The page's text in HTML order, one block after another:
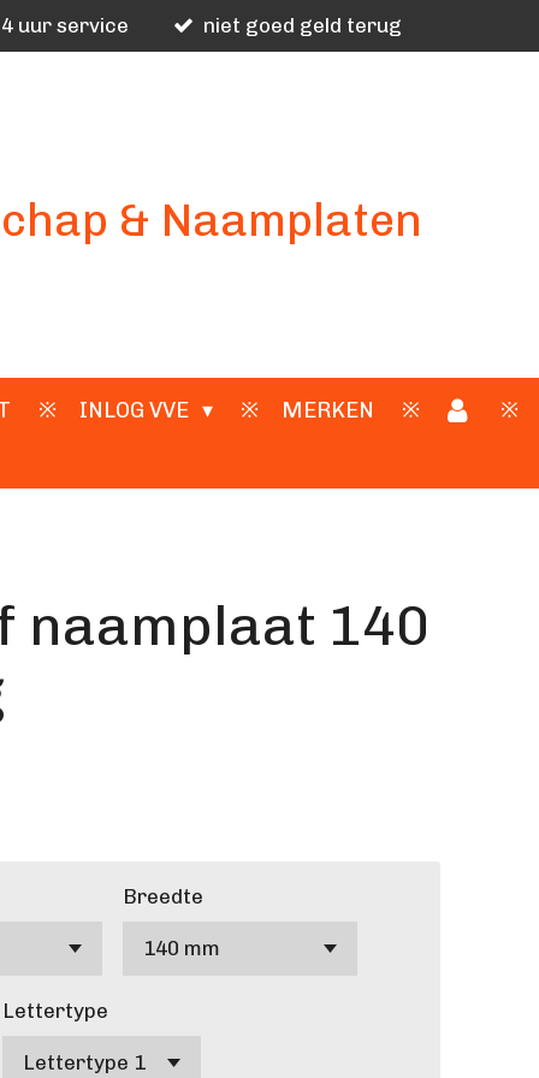
uur service niet goed geld terug
& Naamplaten
INLOG VVE MERKEN
naamplaat 140
Breedte
Lettertype